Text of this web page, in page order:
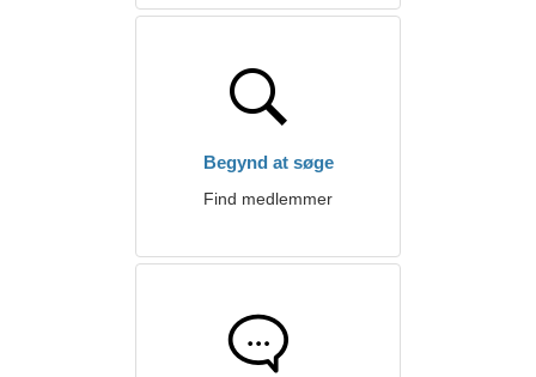
Begynd at søge
Find medlemmer